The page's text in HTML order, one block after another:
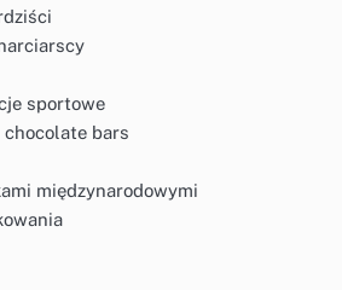
sportowe
bars
międzynarodowymi